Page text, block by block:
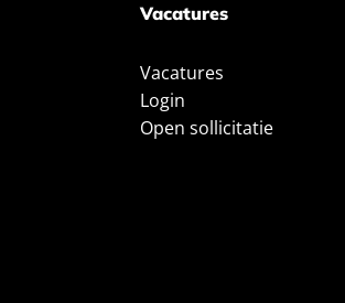
Vacatures
Vacatures
Login
Open sollicitatie